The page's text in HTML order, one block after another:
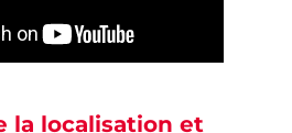
la localisation et